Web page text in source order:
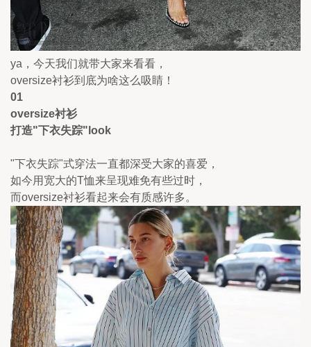
ya，今天我们就带大家来看看，
oversize衬衫到底为啥这么吸睛！
01
oversize衬衫
打造"下衣失踪"look
"下衣失踪"式穿法一直都深受大家的喜爱，
如今用宽大的T恤来呈现难免有些过时，
而oversize衬衫看起来会有质感许多。